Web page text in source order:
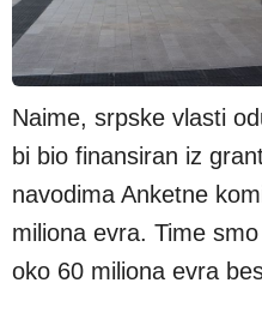
Naime, srpske vlasti
bi bio finansiran iz
navodima Anketne
miliona evra. Time
oko 60 miliona evra